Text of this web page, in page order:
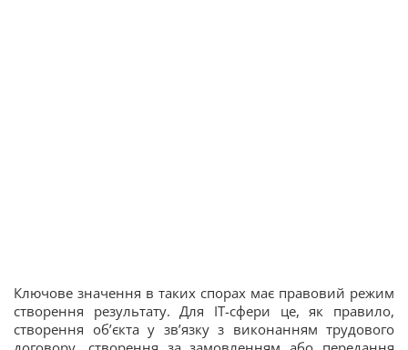
Ключове значення в таких спорах має правовий режим
створення результату. Для ІТ-сфери це, як правило,
створення об’єкта у зв’язку з виконанням трудового